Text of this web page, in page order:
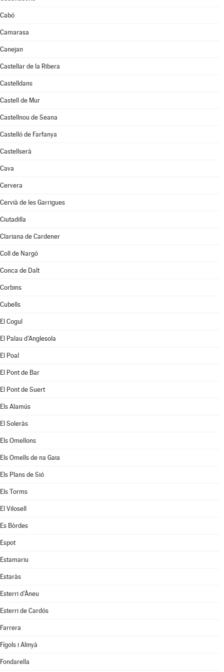
Cabó
Camarasa
Canejan
Castellar de la Ribera
Castelldans
Castell de Mur
Castellnou de Seana
Castelló de Farfanya
Castellserà
Cava
Cervera
Cervià de les Garrigues
Ciutadilla
Clariana de Cardener
Coll de Nargó
Conca de Dalt
Corbins
Cubells
El Cogul
El Palau d'Anglesola
El Poal
El Pont de Bar
El Pont de Suert
Els Alamús
El Soleràs
Els Omellons
Els Omells de na Gaia
Els Plans de Sió
Els Torms
El Vilosell
Es Bòrdes
Espot
Estamariu
Estaràs
Esterri d'Àneu
Esterri de Cardós
Farrera
Fígols i Alinyà
Fondarella